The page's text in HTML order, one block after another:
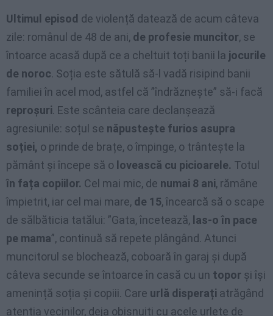
Ultimul episod de violență datează de acum câteva
zile: românul de 48 de ani, de profesie muncitor, se
întoarce acasă după ce a cheltuit toți banii la jocurile
de noroc. Soția este sătulă să-l vadă risipind banii
familiei în acel mod, astfel că ”îndrăznește” să-i facă
reproșuri. Este scânteia care declanșează
agresiunile: soțul se năpustește furios asupra
soției, o prinde de brațe, o împinge, o trântește la
pământ și începe să o lovească cu picioarele. Totul
în fața copiilor. Cel mai mic, de numai 8 ani, rămâne
împietrit, iar cel mai mare, de 15, încearcă să o scape
de sălbăticia tatălui: ”Gata, încetează, las-o în pace
pe mama”, continuă să repete plângând. Atunci
muncitorul se blochează, coboară în garaj și după
câteva secunde se întoarce în casă cu un topor și își
amenință soția și copiii. Care urlă disperați atrăgând
atenția vecinilor, deja obișnuiți cu acele urlete de